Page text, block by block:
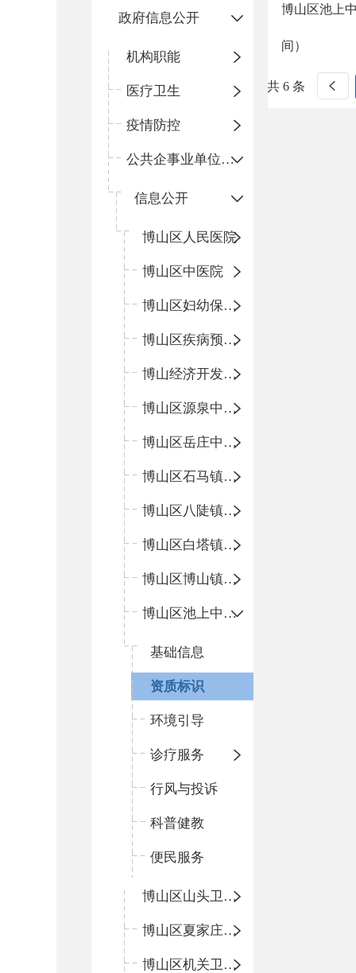
政府信息公开
机构职能
医疗卫生
疫情防控
公共企事业单位信息公开
信息公开
​博山区人民医院
博山区中医院
博山区妇幼保健院
博山区疾病预防控制中心
博山经济开发区卫生院
博山区源泉中心卫生院（博山区第二人民医院）
博山区岳庄中心卫生院
博山区石马镇卫生院
博山区八陡镇卫生院
博山区白塔镇卫生院
博山区博山镇中心卫生院（南院区、北院区）
博山区池上中心卫生院
基础信息
资质标识
环境引导
诊疗服务
行风与投诉
科普健教
便民服务
博山区山头卫生院
博山区夏家庄卫生院
博山区机关卫生所
博山区池上
间）
共 6 条